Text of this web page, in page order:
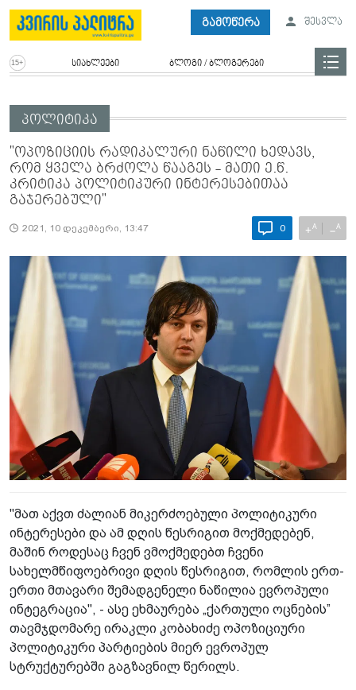
გამოწერა შესვლა
სიახლეები ბლოგი / ბლოგერები
პოლიტიკა
"ოპოზიციის რადიკალური ნაწილი ხედავს,
რომ ყველა ბრძოლა წააგეს - მათი ე.წ.
კრიტიკა პოლიტიკური ინტერესებითაა
გაჯერებული"
2021, 10 დეკემბერი, 13:47 0 +A −A
"მათ აქვთ ძალიან მიკერძოებული პოლიტიკური
ინტერესები და ამ დღის წესრიგით მოქმედებენ,
მაშინ როდესაც ჩვენ ვმოქმედებთ ჩვენი
სახელმწიფოებრივი დღის წესრიგით, რომლის ერთ-
ერთი მთავარი შემადგენელი ნაწილია ევროპული
ინტეგრაცია", - ასე ეხმაურება „ქართული ოცნების”
თავმჯდომარე ირაკლი კობახიძე ოპოზიციური
პოლიტიკური პარტიების მიერ ევროპულ
სტრუქტურებში გაგზავნილ წერილს.